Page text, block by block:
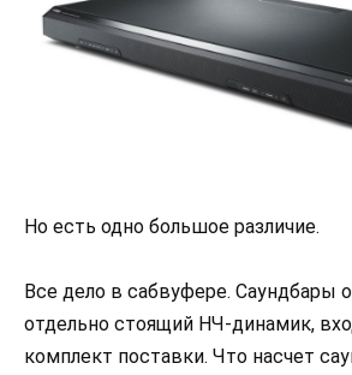
Но есть одно большое различие.
Все дело в сабвуфере. Саундбары
отдельно стоящий НЧ-динамик,
комплект поставки. Что насчет